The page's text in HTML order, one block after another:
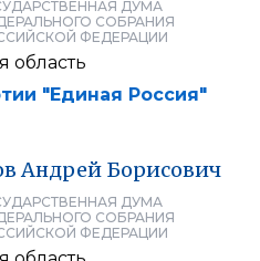
ДУМА
СОБРАНИЯ
ФЕДЕРАЦИИ
область
"Единая Россия"
Андрей Борисович
ДУМА
СОБРАНИЯ
ФЕДЕРАЦИИ